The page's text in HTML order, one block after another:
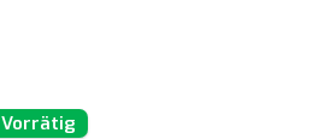
Vorrätig